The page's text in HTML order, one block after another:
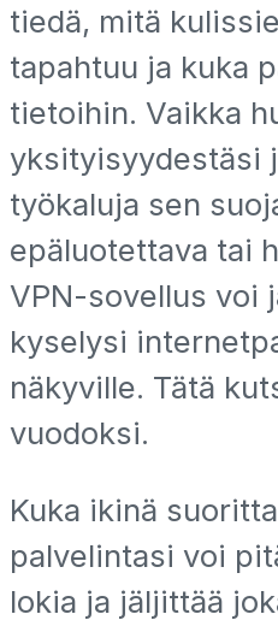
tiedä, mitä
tapahtuu ja kuka
tietoihin. Vaikka
yksityisyydestäsi
työkaluja sen
epäluotettava tai
VPN-sovellus voi
kyselysi
näkyville. Tätä
vuodoksi.
Kuka ikinä
palvelintasi voi
lokia ja jäljittää